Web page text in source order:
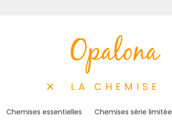
LA CHEMISE
Chemises essentielles Chemises série limitée